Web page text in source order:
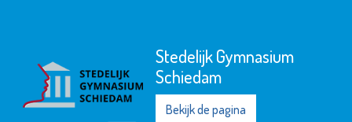
Stedelijk Gymnasium
Schiedam
Bekijk de pagina